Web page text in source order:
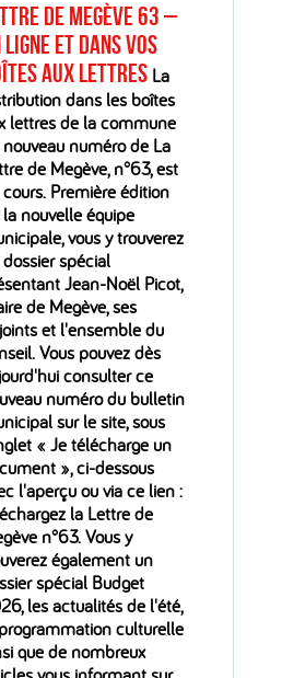
de Megève 63 –
ligne et dans vos
aux lettres La
dans les boîtes
lettres de la commune
numéro de La
de Megève, n°63, est
Première édition
nouvelle équipe
vous y trouverez
spécial
Jean-Noël Picot,
de Megève, ses
et l'ensemble du
Vous pouvez dès
consulter ce
numéro du bulletin
sur le site, sous
« Je télécharge un
», ci-dessous
l'aperçu ou via ce lien :
la Lettre de
n°63. Vous y
également un
spécial Budget
les actualités de l'été,
culturelle
que de nombreux